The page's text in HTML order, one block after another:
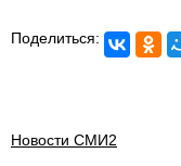
Поделиться:
Новости СМИ2